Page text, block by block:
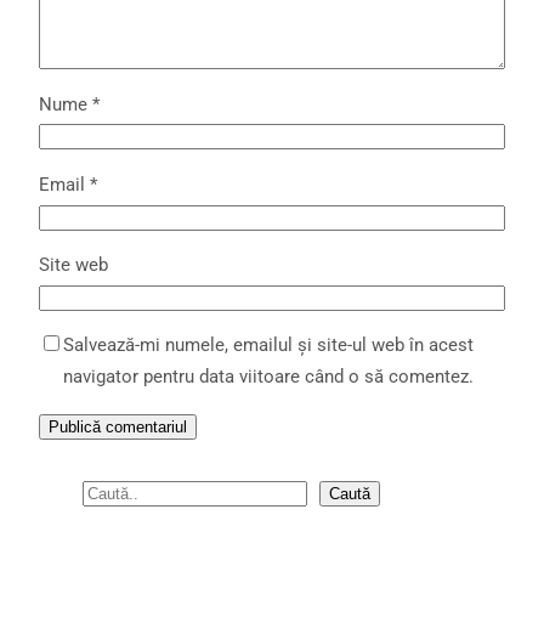
Nume *
Email *
Site web
Salvează-mi numele, emailul și site-ul web în acest
navigator pentru data viitoare când o să comentez.
S
Caută